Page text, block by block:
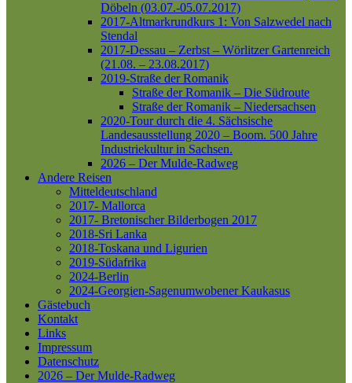
Döbeln (03.07.-05.07.2017)
2017-Altmarkrundkurs 1: Von Salzwedel nach
Stendal
2017-Dessau – Zerbst – Wörlitzer Gartenreich
(21.08. – 23.08.2017)
2019-Straße der Romanik
Straße der Romanik – Die Südroute
Straße der Romanik – Niedersachsen
2020-Tour durch die 4. Sächsische
Landesausstellung 2020 – Boom. 500 Jahre
Industriekultur in Sachsen.
2026 – Der Mulde-Radweg
Andere Reisen
Mitteldeutschland
2017- Mallorca
2017- Bretonischer Bilderbogen 2017
2018-Sri Lanka
2018-Toskana und Ligurien
2019-Südafrika
2024-Berlin
2024-Georgien-Sagenumwobener Kaukasus
Gästebuch
Kontakt
Links
Impressum
Datenschutz
2026 – Der Mulde-Radweg